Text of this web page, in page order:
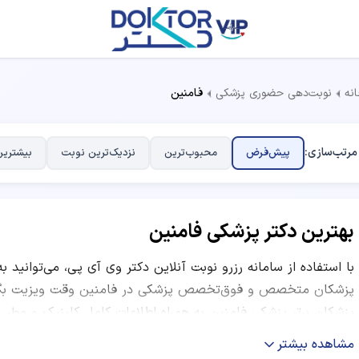
نوبت‌دهی حضوری پزشکی فامنین
مرتب‌سازی: پیش‌فرض محبوب‌ترین نزدیک‌ترین نوبت
بهترین دکتر پزشکی فامنین
با استفاده از سامانه رزرو نوبت آنلاین دکتر وی آی پی،
پزشکان متخصص و فوق‌تخصص پزشکی در فامنین وقت ویزیت
پزشکان برتر پزشکی فامنین به همراه اطلاعات کامل کلینیک و
کاری و نظرات بیماران قبلی ارائه شده است. شما می‌توانید با
مشاهده بیشتر